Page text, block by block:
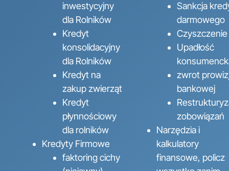
inwestycyjny
dla Rolników
Kredyt
konsolidacyjny
dla Rolników
Kredyt na
zakup zwierząt
Kredyt
płynnościowy
dla rolników
Kredyty Firmowe
faktoring cichy
Sankcja
darmowego
Czyszczenie
Upadłość
zwrot
bankowej
zobowiązań
Narzędzia i
kalkulatory
finansowe, policz